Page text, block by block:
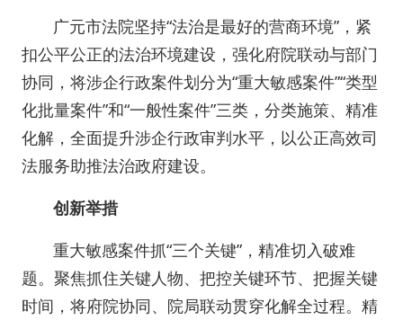
广元市法院坚持“法治是最好的营商环境”，紧
扣公平公正的法治环境建设，强化府院联动与部门
协同，将涉企行政案件划分为“重大敏感案件”“类型
化批量案件”和“一般性案件”三类，分类施策、精准
化解，全面提升涉企行政审判水平，以公正高效司
法服务助推法治政府建设。
创新举措
重大敏感案件抓“三个关键”，精准切入破难
题。聚焦抓住关键人物、把控关键环节、把握关键
时间，将府院协同、院局联动贯穿化解全过程。精